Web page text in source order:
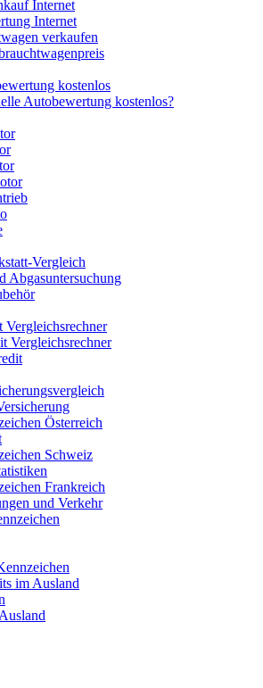
Internet
Internet
verkaufen
kostenlos
Autobewertung kostenlos?
Vergleich
Abgasuntersuchung
Vergleichsrechner
Vergleichsrechner
Österreich
Schweiz
Frankreich
und Verkehr
im Ausland